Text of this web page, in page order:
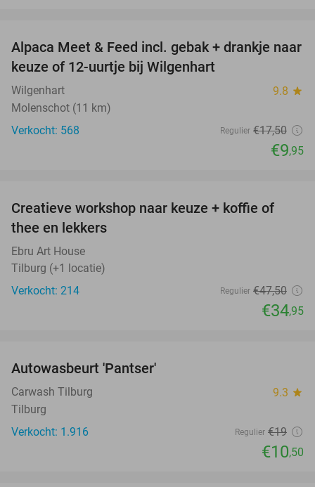
43%
Alpaca Meet & Feed incl. gebak + drankje naar
keuze of 12-uurtje bij Wilgenhart
Wilgenhart 9.8 star
Molenschot (11 km)
Verkocht: 568
Regulier €17,50
€9,95
26%
Creatieve workshop naar keuze + koffie of
thee en lekkers
Ebru Art House
Tilburg (+1 locatie)
Verkocht: 214
Regulier €47,50
€34,95
Autowasbeurt 'Pantser'
Carwash Tilburg 9.3 star
Tilburg
Verkocht: 1.916
Regulier €19
€10,50